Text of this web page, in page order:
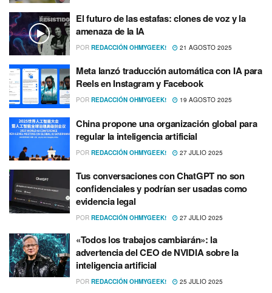
El futuro de las estafas: clones de voz y la
amenaza de la IA
POR REDACCIÓN OHMYGEEK! 21 AGOSTO 2025
Meta lanzó traducción automática con IA para
Reels en Instagram y Facebook
POR REDACCIÓN OHMYGEEK! 19 AGOSTO 2025
China propone una organización global para
regular la inteligencia artificial
POR REDACCIÓN OHMYGEEK! 27 JULIO 2025
Tus conversaciones con ChatGPT no son
confidenciales y podrían ser usadas como
evidencia legal
POR REDACCIÓN OHMYGEEK! 27 JULIO 2025
«Todos los trabajos cambiarán»: la
advertencia del CEO de NVIDIA sobre la
inteligencia artificial
POR REDACCIÓN OHMYGEEK! 25 JULIO 2025